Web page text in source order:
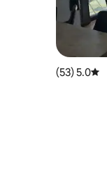
متوسط التقييم 5.0 من 5، 53 مراجعات
5.0 (53)